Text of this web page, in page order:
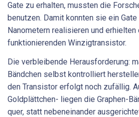
Gate zu erhalten, mussten die
benutzen. Damit konnten sie ein
Nanometern realisieren und erhielten
funktionierenden Winzigtransistor.
Die verbleibende Herausforderung:
Bändchen selbst kontrolliert
den Transistor erfolgt noch zufällig.
Goldplättchen- liegen die Graphen-
quer, statt nebeneinander